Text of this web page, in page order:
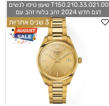
T150.210.33.021.00 שעון טיסו לנשים
דגם חדש 2024 זהב בלוח זהב עם
מחוגים זוהרים בחשכה | אחריות יבואן ל 3
שנים| Tissot PR 100 Quartz model
features a 34-millimeter 316L
stainless steel case
T150210330210
3 שנים אחריות